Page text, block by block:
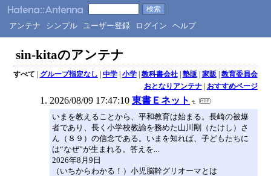
アンテナ シンプル ユーザー登録 ログイン ヘルプ
sin-kitaのアンテナ
すべて | グループ指定なし | 中学| 小学| 教科書会社| 塾販| 家販| 教育委員会
おとなりアンテナ| おすすめページ
2026/08/09 17:47:10 東書Ｅネット
いまを教えることから、平和教育は始まる。長崎の被爆
者であり、長く小学校教諭を務めた山川剛（たけし）さ
ん（８９）の信念である。いまを知れば、子どもたちに
は“なぜ”が生まれる。答えを...
2026年8月9日
（いちからわかる！）小児脳幹グリオーマとは